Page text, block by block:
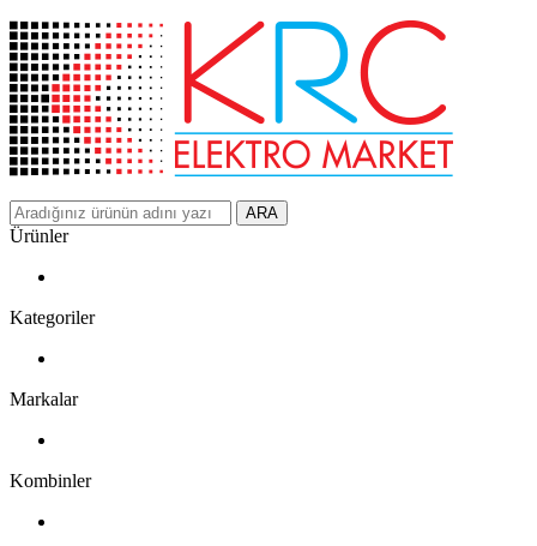
ARA
Ürünler
Kategoriler
Markalar
Kombinler